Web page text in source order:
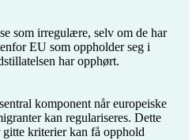
som irregulære, selv om de har
EU som oppholder seg i
har opphørt.
komponent når europeiske
kan regulariseres. Dette
kriterier kan få opphold